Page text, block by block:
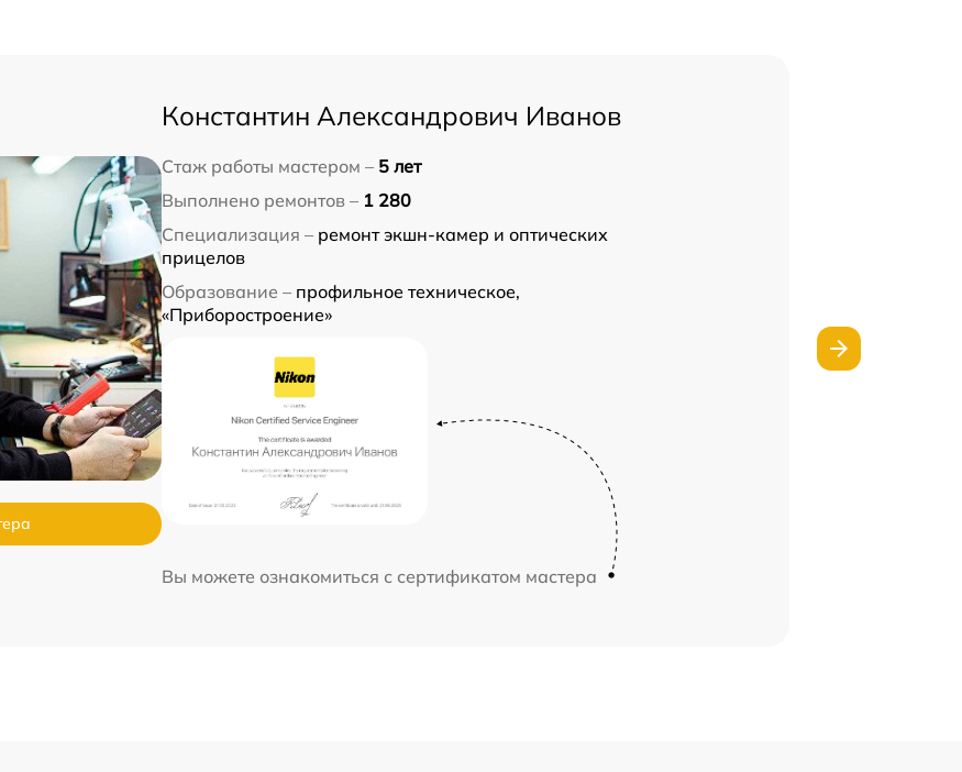
Константин Александрович Иванов
Стаж работы мастером – 5 лет
Выполнено ремонтов – 1 280
Специализация – ремонт экшн-камер и оптических
прицелов
Образование – профильное техническое,
«Приборостроение»
Вы можете ознакомиться с сертификатом мастера